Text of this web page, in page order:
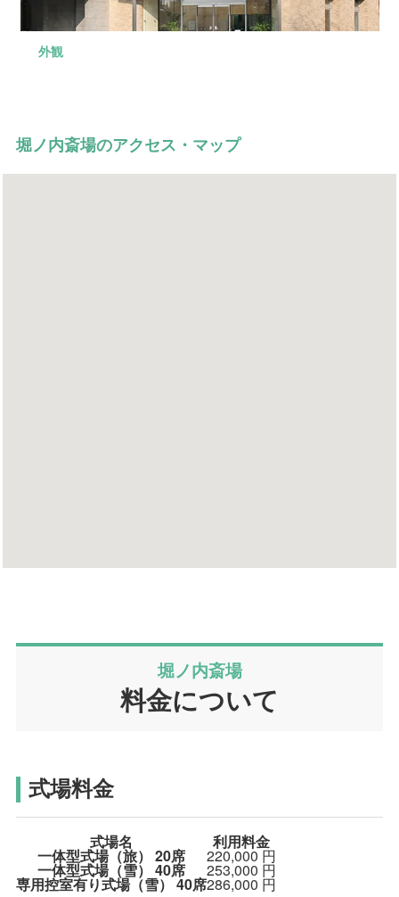
外観
ロビー
式場
控室
駐車場
火葬炉
休憩室
収骨室
堀ノ内斎場のアクセス・マップ
堀ノ内斎場
料金について
式場料金
式場名 利用料金
一体型式場（旅） 20席 220,000円
一体型式場（雪） 40席 253,000 円
専用控室有り式場（雪）40席286,000 円